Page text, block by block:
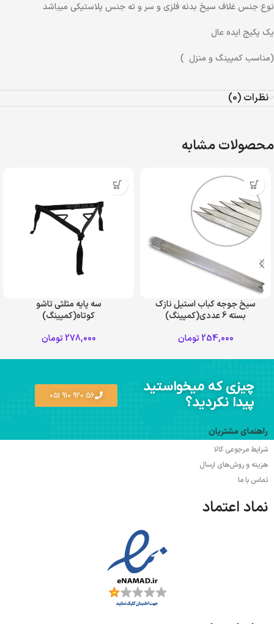
نوع جنس غلاف سیخ بدنه فلزی و سر و ته جنس پلاستیکی میباشد
یک پکیج ایده عال
(مناسب کمپینگ و منزل )
نظرات (0)
محصولات مشابه
سیخ جوجه کباب استیل نازک
بسته 6 عددی(کمپینگ)
254,000 تومان
سه پایه مثلثی تاشو
کوتاه(کمپینگ)
278,000 تومان
چیزی که میخواستید
پیدا نکردید؟
56 920 910 051
راهنمای مشتریان
شرایط مرجوعی کالا
هزینه و روش‌های ارسال
تماس با ما
نماد اعتماد